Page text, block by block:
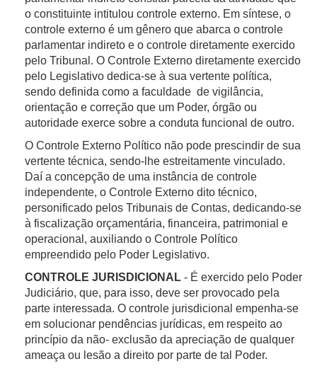
legais, sendo inclusive, dispensado de
consentimento, nos termos do art. 7, inc. III,
combinado com o art. 23, inc. I, da LGPD.
No TCE-PE, as ações de Controle Externo são de
responsabilidade da DEX - Diretoria de Controle
Externo, órgão responsável pelo planejamento e
realização das referidas ações.
A duração do tratamento de dados ocorre por tempo
indeterminado, considerando que o exercício da
missão institucional do TCE-PE e o cumprimento de
suas atribuições não pode ser interrompido.
tratamento envolvem técnicas de auditoria, a exemplo
do exame documental, da extração e cruzamento de
dados e da realização de entrevistas.
Ao navegar pelos portais dos domínios tce.pe.gov.br e
tcepe.tc.br, você poderá ser conduzido a conteúdos
ou serviços de terceiros que poderão coletar suas
informações e ter sua própria Política de Privacidade.
O Tribunal não garante a segurança e privacidade de
conteúdos externos aos domínios tce.pe.gov.br, nem
que estes estarão disponíveis, livre de códigos
maliciosos, erros ou outros problemas e, também, que
interceptar e manipular os dados presentes e/ou
transmitidos a servidores externos.
8 - Direitos do usuário
O usuário do Portal do Tribunal possui os seguintes
direitos, conferidos pelo artigo 18 da Lei Federal nº
Pessoais – LGPD):
Confirmação da existência de tratamento;
Acesso aos dados;
Correção de dados incompletos, inexatos ou
desatualizados;
o constituinte intitulou controle externo. Em síntese, o
controle externo é um gênero que abarca o controle
parlamentar indireto e o controle diretamente exercido
pelo Tribunal. O Controle Externo diretamente exercido
pelo Legislativo dedica-se à sua vertente política,
sendo definida como a faculdade de vigilância,
orientação e correção que um Poder, órgão ou
autoridade exerce sobre a conduta funcional de outro.
O Controle Externo Político não pode prescindir de sua
vertente técnica, sendo-lhe estreitamente vinculado.
Daí a concepção de uma instância de controle
independente, o Controle Externo dito técnico,
personificado pelos Tribunais de Contas, dedicando-se
à fiscalização orçamentária, financeira, patrimonial e
operacional, auxiliando o Controle Político
empreendido pelo Poder Legislativo.
CONTROLE JURISDICIONAL - É exercido pelo Poder
Judiciário, que, para isso, deve ser provocado pela
parte interessada. O controle jurisdicional empenha-se
em solucionar pendências jurídicas, em respeito ao
princípio da não- exclusão da apreciação de qualquer
ameaça ou lesão a direito por parte de tal Poder.